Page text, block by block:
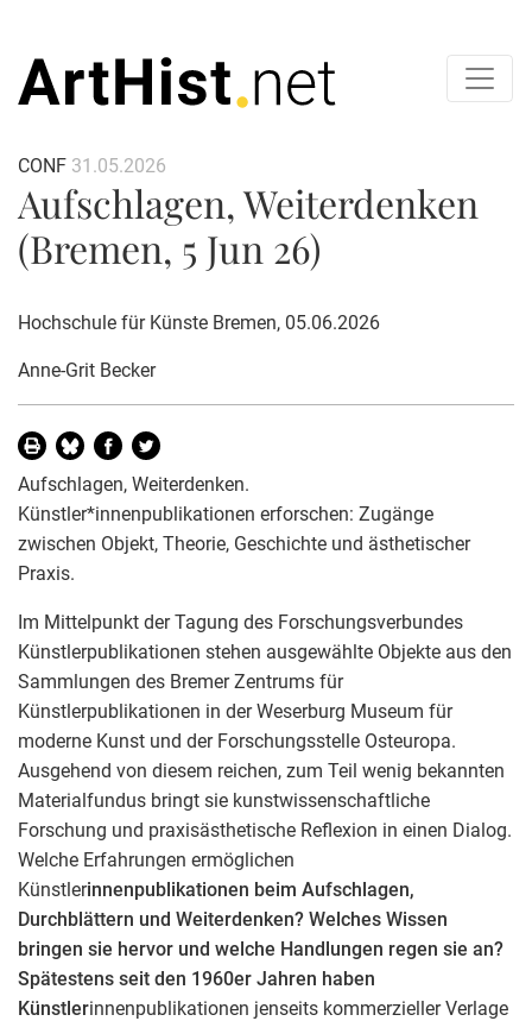
CONF 31.05.2026
Aufschlagen, Weiterdenken
(Bremen, 5 Jun 26)
Hochschule für Künste Bremen, 05.06.2026
Anne-Grit Becker
Aufschlagen, Weiterdenken.
Künstler*innenpublikationen erforschen: Zugänge
zwischen Objekt, Theorie, Geschichte und ästhetischer
Praxis.
Im Mittelpunkt der Tagung des Forschungsverbundes
Künstlerpublikationen stehen ausgewählte Objekte aus den
Sammlungen des Bremer Zentrums für
Künstlerpublikationen in der Weserburg Museum für
moderne Kunst und der Forschungsstelle Osteuropa.
Ausgehend von diesem reichen, zum Teil wenig bekannten
Materialfundus bringt sie kunstwissenschaftliche
Forschung und praxisästhetische Reflexion in einen Dialog.
Welche Erfahrungen ermöglichen
Künstlerinnenpublikationen beim Aufschlagen,
Durchblättern und Weiterdenken? Welches Wissen
bringen sie hervor und welche Handlungen regen sie an?
Spätestens seit den 1960er Jahren haben
Künstlerinnenpublikationen jenseits kommerzieller Verlage